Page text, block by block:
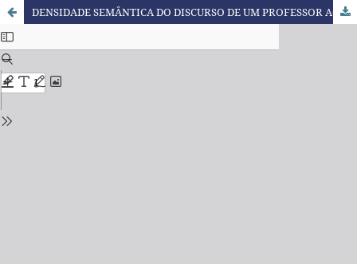
DENSIDADE SEMÂNTICA DO DISCURSO DE UM PROFESSOR AO ABORDAR O TEMA FERTILIZANTES EM AULAS DE QUÍMICA